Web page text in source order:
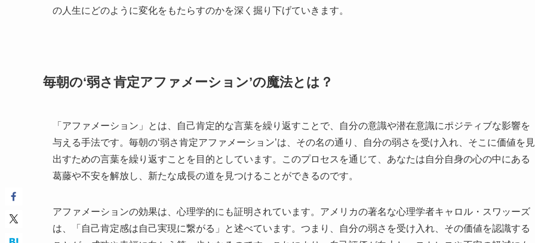
の人生にどのように変化をもたらすのかを深く掘り下げていきます。
毎朝の‘弱さ肯定アファメーション’の魔法とは？
「アファメーション」とは、自己肯定的な言葉を繰り返すことで、自分の意識や潜在意識にポジティブな影響を
与える手法です。毎朝の‘弱さ肯定アファメーション’は、その名の通り、自分の弱さを受け入れ、そこに価値を見
出すための言葉を繰り返すことを目的としています。このプロセスを通じて、あなたは自分自身の心の中にある
葛藤や不安を解放し、新たな成長の道を見つけることができるのです。
アファメーションの効果は、心理学的にも証明されています。アメリカの著名な心理学者キャロル・スワッーズ
は、「自己肯定感は自己実現に繋がる」と述べています。つまり、自分の弱さを受け入れ、その価値を認識する